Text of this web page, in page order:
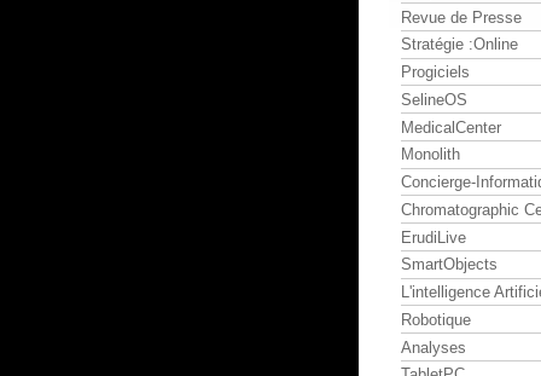
Revue de Presse
Stratégie :Online
Progiciels
SelineOS
MedicalCenter
Monolith
Concierge-
Chromatographic
ErudiLive
SmartObjects
L'intelligence
Robotique
Analyses